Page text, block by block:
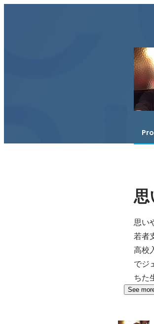
思
思い
若者
高校
でジ
ちた
See